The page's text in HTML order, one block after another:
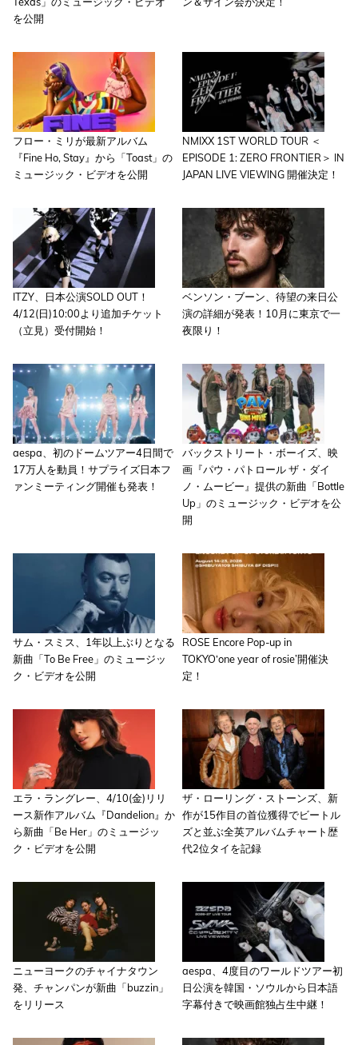
を公開
フロー・ミリが最新アルバム
『Fine Ho, Stay』から「Toast」の
ミュージック・ビデオを公開
NMIXX 1ST WORLD TOUR ＜
EPISODE 1: ZERO FRONTIER＞ IN
JAPAN LIVE VIEWING 開催決定！
ITZY、日本公演SOLD OUT！
4/12(日)10:00より追加チケット
（立見）受付開始！
ベンソン・ブーン、待望の来日公
演の詳細が発表！10月に東京で一
夜限り！
aespa、初のドームツアー4日間で
17万人を動員！サプライズ日本フ
ァンミーティング開催も発表！
バックストリート・ボーイズ、映
画『パウ・パトロール ザ・ダイ
ノ・ムービー』提供の新曲「Bottle
Up」のミュージック・ビデオを公
開
サム・スミス、1年以上ぶりとなる
新曲「To Be Free」のミュージッ
ク・ビデオを公開
ROSE Encore Pop-up in
TOKYO‘one year of rosie’開催決
定！
エラ・ラングレー、4/10(金)リリ
ース新作アルバム『Dandelion』か
ら新曲「Be Her」のミュージッ
ク・ビデオを公開
ザ・ローリング・ストーンズ、新
作が15作目の首位獲得でビートル
ズと並ぶ全英アルバムチャート歴
代2位タイを記録
ニューヨークのチャイナタウン
発、チャンパンが新曲「buzzin」
をリリース
aespa、4度目のワールドツアー初
日公演を韓国・ソウルから日本語
字幕付きで映画館独占生中継！